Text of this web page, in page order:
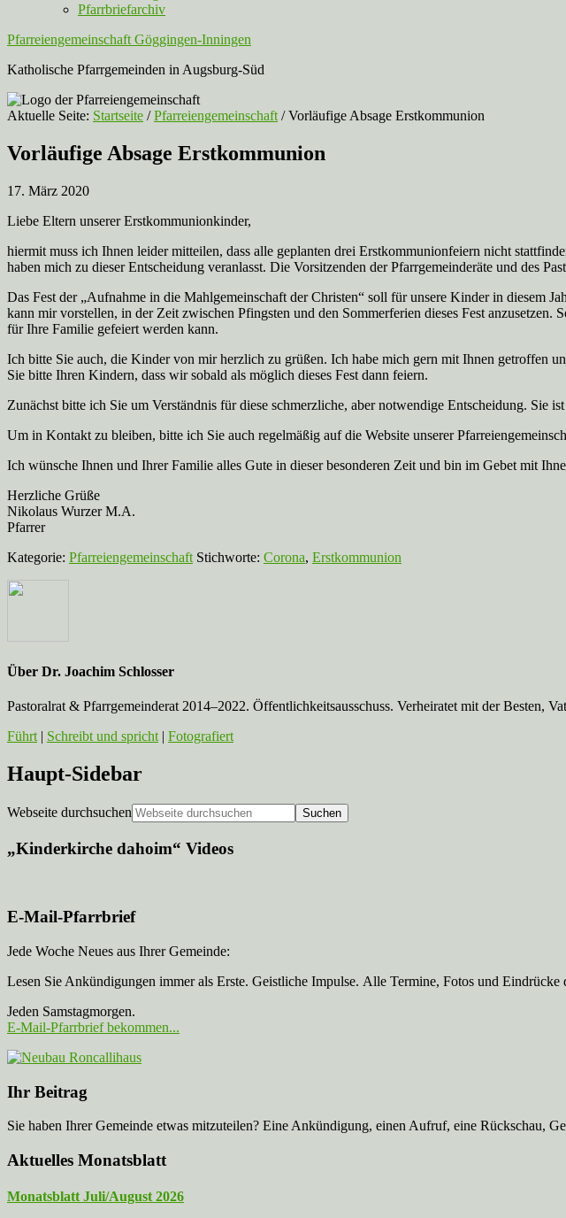
Pfarrbriefarchiv
Pfarreiengemeinschaft Göggingen-Inningen
Katholische Pfarrgemeinden in Augsburg-Süd
Aktuelle Seite: Startseite / Pfarreiengemeinschaft /Vorläufige Absage Erstkommunion
Vorläufige Absage Erstkommunion
17. März 2020
Liebe Eltern unserer Erstkommunionkinder,
hiermit muss ich Ihnen leider mitteilen, dass alle geplanten drei Erstkommunionfeiern nicht
haben mich zu dieser Entscheidung veranlasst. Die Vorsitzenden der Pfarrgemeinderäte und des
Das Fest der „Aufnahme in die Mahlgemeinschaft der Christen“ soll für unsere Kinder in diesem
kann mir vorstellen, in der Zeit zwischen Pfingsten und den Sommerferien dieses Fest
für Ihre Familie gefeiert werden kann.
Ich bitte Sie auch, die Kinder von mir herzlich zu grüßen. Ich habe mich gern mit Ihnen getroffen
Sie bitte Ihren Kindern, dass wir sobald als möglich dieses Fest dann feiern.
Zunächst bitte ich Sie um Verständnis für diese schmerzliche, aber notwendige Entscheidung. Sie
Um in Kontakt zu bleiben, bitte ich Sie auch regelmäßig auf die Website unserer
Ich wünsche Ihnen und Ihrer Familie alles Gute in dieser besonderen Zeit und bin im Gebet mit
Herzliche Grüße
Nikolaus Wurzer M.A.
Pfarrer
Kategorie: Pfarreiengemeinschaft Stichworte: Corona, Erstkommunion
Über Dr. Joachim Schlosser
Pastoralrat & Pfarrgemeinderat 2014–2022. Öffentlichkeitsausschuss. Verheiratet mit der Besten,
Führt | Schreibt und spricht | Fotografiert
Haupt-Sidebar
Webseite durchsuchen
„Kinderkirche dahoim“ Videos
E-Mail-Pfarrbrief
Jede Woche Neues aus Ihrer Gemeinde:
Lesen Sie Ankündigungen immer als Erste. Geistliche Impulse. Alle Termine, Fotos und Eindrücke
Jeden Samstagmorgen.
E-Mail-Pfarrbrief bekommen...
Ihr Beitrag
Sie haben Ihrer Gemeinde etwas mitzuteilen? Eine Ankündigung, einen Aufruf, eine Rückschau,
Aktuelles Monatsblatt
Monatsblatt Juli/August 2026